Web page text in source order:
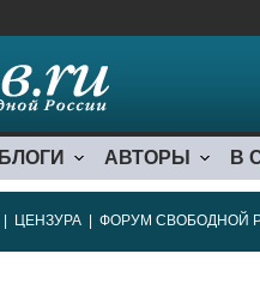
БЛОГИ АВТОРЫ В
ЦЕНЗУРА ФОРУМ СВОБОДНОЙ